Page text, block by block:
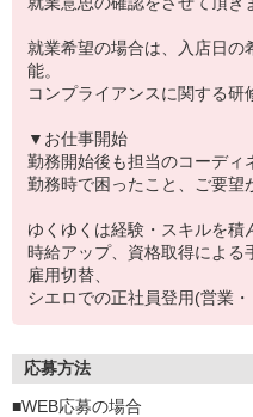
就業希望の場合は、入店日の
能。
コンプライアンスに関する研
▼お仕事開始
勤務開始後も担当のコーディ
勤務時で困ったこと、ご要望
ゆくゆくは経験・スキルを積
時給アップ、資格取得による
雇用切替、
シエロでの正社員登用(営業
応募方法
■WEB応募の場合